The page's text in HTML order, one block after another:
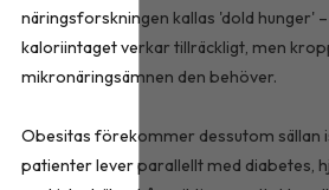
näringsforskningen kallas 'dold hunger'
kaloriintaget verkar tillräckligt, men
mikronäringsämnen den behöver.
Obesitas förekommer dessutom sällan
patienter lever parallellt med diabetes,